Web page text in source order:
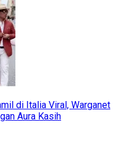
di Italia Viral, Warganet
Aura Kasih